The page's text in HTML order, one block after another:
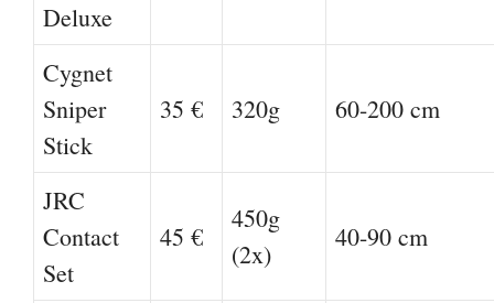
Deluxe
Cygnet
Sniper
Stick
35 € 320g 60-200 cm
JRC
Contact
Set
45 €
450g
(2x)
40-90 cm